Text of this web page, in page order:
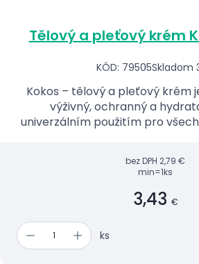
Tělový a pleťový krém
KÓD: 79505Skladom
Kokos – tělový a pleťový krém
výživný, ochranný a
univerzálním použitím pro
bez DPH 2,79 €
min=1ks
3,43 €
ks